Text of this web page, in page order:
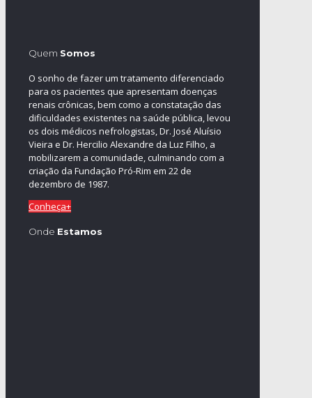
Quem Somos
O sonho de fazer um tratamento diferenciado
para os pacientes que apresentam doenças
renais crônicas, bem como a constatação das
dificuldades existentes na saúde pública, levou
os dois médicos nefrologistas, Dr. José Aluísio
Vieira e Dr. Hercilio Alexandre da Luz Filho, a
mobilizarem a comunidade, culminando com a
criação da Fundação Pró-Rim em 22 de
dezembro de 1987.
Conheça+
Onde Estamos